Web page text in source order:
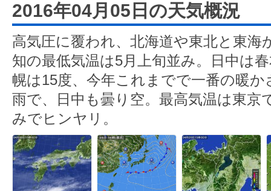
2016年04月05日の天気概況
高気圧に覆われ、北海道や東北と東海
知の最低気温は5月上旬並み。日中は
幌は15度、今年これまでで一番の暖
雨で、日中も曇り空。最高気温は東京
みでヒンヤリ。